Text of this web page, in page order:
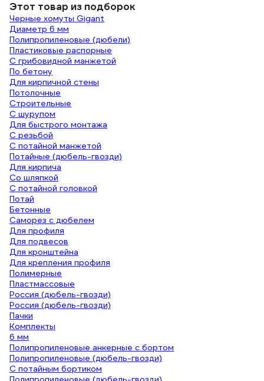
Этот товар из подборок
Черные хомуты Gigant
Диаметр 6 мм
Полипропиленовые (дюбели)
Пластиковые распорные
С грибовидной манжетой
По бетону
Для кирпичной стены
Потолочные
Строительные
С шурупом
Для быстрого монтажа
С резьбой
С потайной манжетой
Потайные (дюбель-гвозди)
Для кирпича
Со шляпкой
С потайной головкой
Потай
Бетонные
Саморез с дюбелем
Для профиля
Для подвесов
Для кронштейна
Для крепления профиля
Полимерные
Пластмассовые
Россия (дюбель-гвозди)
Россия (дюбель-гвозди)
Пачки
Комплекты
6 мм
Полипропиленовые анкерные с бортом
Полипропиленовые (дюбель-гвозди)
С потайным бортиком